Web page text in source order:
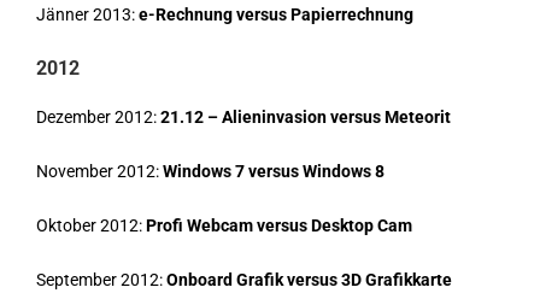
Jänner 2013:e-Rechnung versus Papierrechnung
2012
Dezember 2012:21.12 – Alieninvasion versus Meteorit
November 2012:Windows 7 versus Windows 8
Oktober 2012:Profi Webcam versus Desktop Cam
September 2012:Onboard Grafik versus 3D Grafikkarte